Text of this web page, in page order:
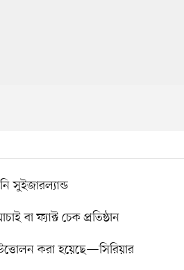
সুইজারল্যান্ড
বা ফ্যাক্ট চেক প্রতিষ্ঠান
করা হয়েছে—সিরিয়ার